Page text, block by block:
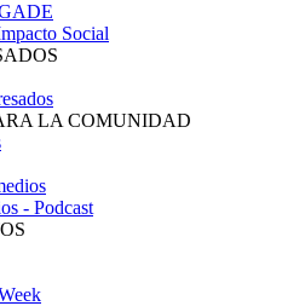
Social
LA COMUNIDAD
- Podcast